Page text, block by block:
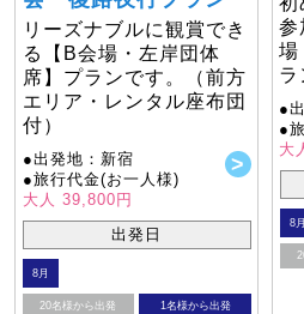
リーズナブルに観賞でき
る【B会場・左岸団体
席】プランです。（前方
エリア・レンタル座布団
付）
●出発地：新宿
●旅行代金(お一人様)
大人 39,800円
出発日
8月
20名様から出発 1名様から出発
参
場
ラ
●
●
大
8月